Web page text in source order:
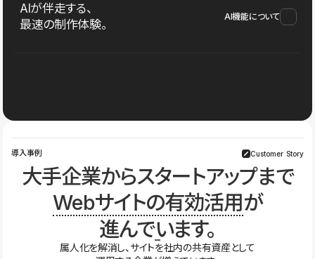
AIが伴走する、
最速の制作体験。
AI機能について
導入事例 Customer Story
大手企業からスタートアップまで
Webサイトの有効活用が
進んでいます。
属人化を解消し、サイトを社内の共有資産として